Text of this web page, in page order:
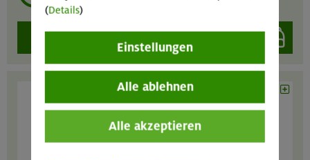
auswählen
(Details)
Einstellungen
Alle ablehnen
Alle akzeptieren